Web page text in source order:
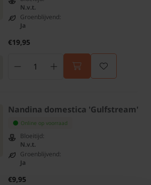
N.v.t.
Groenblijvend:
Ja
€19,95
Nandina domestica 'Gulfstream'
Online op voorraad
Bloeitijd:
N.v.t.
Groenblijvend:
Ja
€9,95